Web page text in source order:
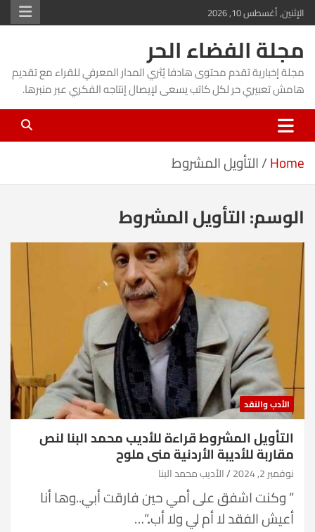
Skip
to
content
الإثنين, أغسطس 10, 2026
مجلة الفضاء الحر
مجلة إخبارية تقدم محتوى هادفا يُثري المدار المعرفي للقراء مع تقديم
هامش تعبيري حر لكل كاتب يسعى لإيصال إنتاجه الفكري عبر منبرها.
Home التأويل المشروط
الوسم:التأويل المشروط
الأدب والنقد
التأويل المشروط قراءة للأديب محمد البنا لنص
مقاربة للأديبة الأردنية منى ملوح
نوفمبر 2, 2024 الأديب محمد البنا
” وكنت اشفق على أمي حين فارقت أبي..وها أنا
أعيش الفقد لا أم لي ولا أب..”…